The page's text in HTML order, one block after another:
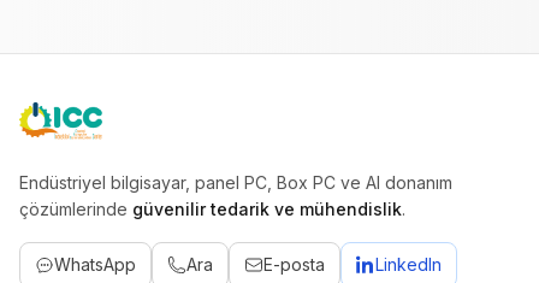
ICC
Endüstriyel bilgisayar, panel PC, Box PC ve AI donanım
çözümlerinde güvenilir tedarik ve mühendislik.
WhatsApp Ara E-posta LinkedIn